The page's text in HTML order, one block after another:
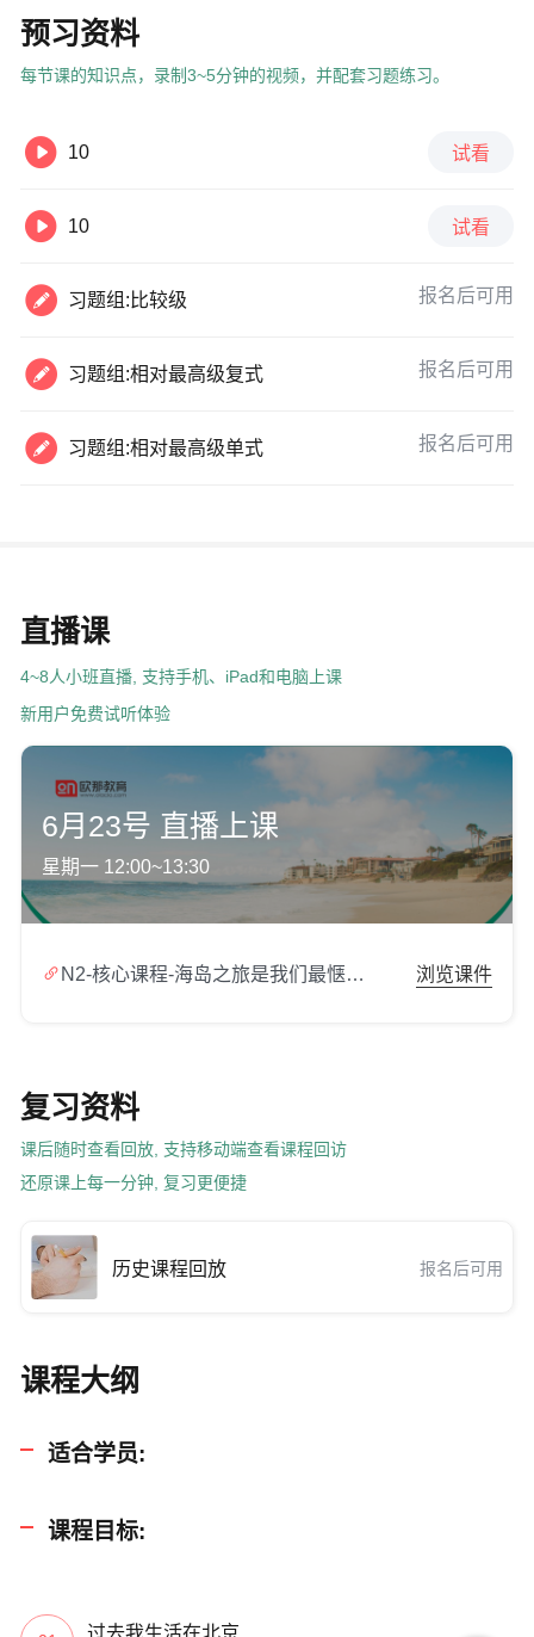
预习资料
每节课的知识点，录制3~5分钟的视频，并配套习题练习。
 10 试看
 10 试看
 习题组:比较级 报名后可用
 习题组:相对最高级复式 报名后可用
 习题组:相对最高级单式 报名后可用
直播课
4~8人小班直播, 支持手机、iPad和电脑上课
新用户免费试听体验
6月23号 直播上课
星期一 12:00~13:30
 N2-核心课程-海岛之旅是我们最惬意的旅行.zip 浏览课件
复习资料
课后随时查看回放, 支持移动端查看课程回访
还原课上每一分钟, 复习更便捷
历史课程回放 报名后可用
课程大纲
适合学员:
课程目标:
过去我生活在北京